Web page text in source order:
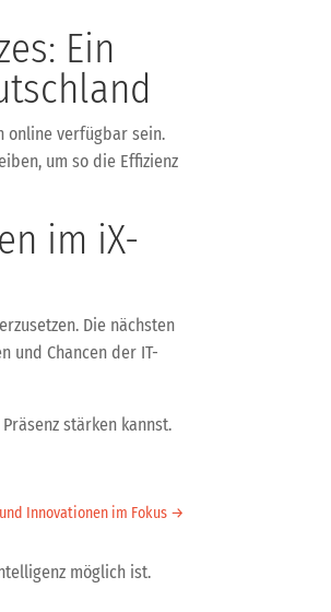
Ein
online verfügbar sein.
um so die Effizienz
im iX-
Die nächsten
und Chancen der IT-
stärken kannst.
Innovationen im Fokus→
möglich ist.